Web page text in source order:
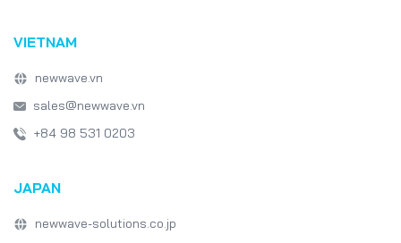
Japan IT Week
VIETNAM
newwave.vn
sales@newwave.vn
+84 98 531 0203
JAPAN
newwave-solutions.co.jp